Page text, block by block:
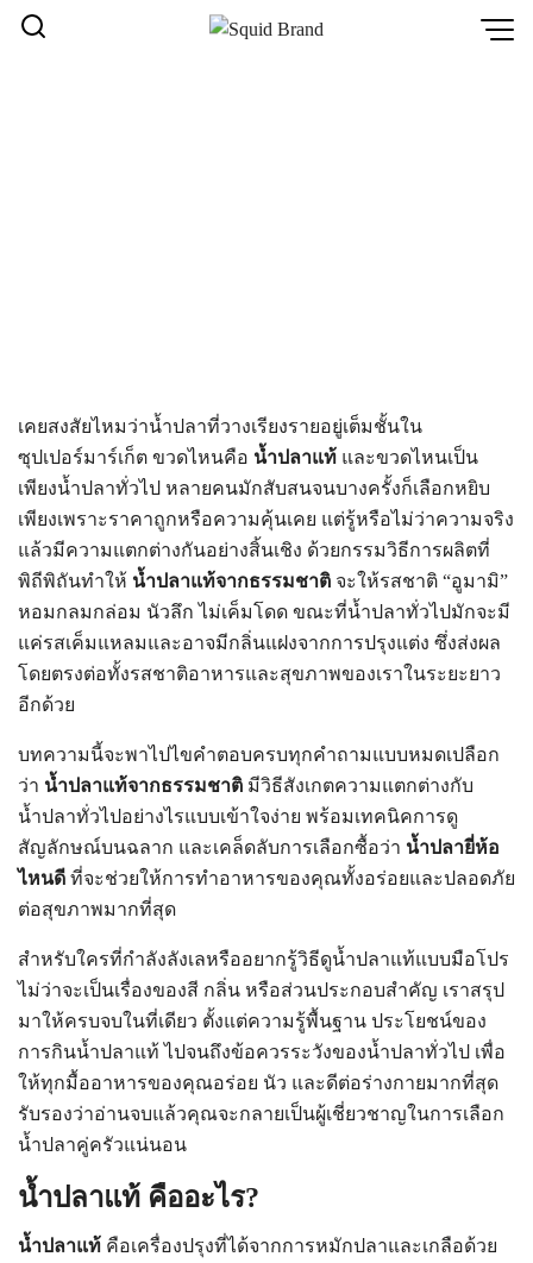
Skip
เคยสงสัยไหมว่าน้ำปลาที่วางเรียงรายอยู่เต็มชั้นใน
ซุปเปอร์มาร์เก็ต ขวดไหนคือ น้ำปลาแท้ และขวดไหนเป็น
เพียงน้ำปลาทั่วไป หลายคนมักสับสนจนบางครั้งก็เลือกหยิบ
เพียงเพราะราคาถูกหรือความคุ้นเคย แต่รู้หรือไม่ว่าความจริง
แล้วมีความแตกต่างกันอย่างสิ้นเชิง ด้วยกรรมวิธีการผลิตที่
พิถีพิถันทำให้ น้ำปลาแท้จากธรรมชาติ จะให้รสชาติ “อูมามิ”
หอมกลมกล่อม นัวลึก ไม่เค็มโดด ขณะที่น้ำปลาทั่วไปมักจะมี
แค่รสเค็มแหลมและอาจมีกลิ่นแฝงจากการปรุงแต่ง ซึ่งส่งผล
โดยตรงต่อทั้งรสชาติอาหารและสุขภาพของเราในระยะยาว
อีกด้วย
บทความนี้จะพาไปไขคำตอบครบทุกคำถามแบบหมดเปลือก
ว่า น้ำปลาแท้จากธรรมชาติ มีวิธีสังเกตความแตกต่างกับ
น้ำปลาทั่วไปอย่างไรแบบเข้าใจง่าย พร้อมเทคนิคการดู
สัญลักษณ์บนฉลาก และเคล็ดลับการเลือกซื้อว่า น้ำปลายี่ห้อ
ไหนดี ที่จะช่วยให้การทำอาหารของคุณทั้งอร่อยและปลอดภัย
ต่อสุขภาพมากที่สุด
สำหรับใครที่กำลังลังเลหรืออยากรู้วิธีดูน้ำปลาแท้แบบมือโปร
ไม่ว่าจะเป็นเรื่องของสี กลิ่น หรือส่วนประกอบสำคัญ เราสรุป
มาให้ครบจบในที่เดียว ตั้งแต่ความรู้พื้นฐาน ประโยชน์ของ
การกินน้ำปลาแท้ ไปจนถึงข้อควรระวังของน้ำปลาทั่วไป เพื่อ
ให้ทุกมื้ออาหารของคุณอร่อย นัว และดีต่อร่างกายมากที่สุด
รับรองว่าอ่านจบแล้วคุณจะกลายเป็นผู้เชี่ยวชาญในการเลือก
น้ำปลาคู่ครัวแน่นอน
น้ำปลาแท้ คืออะไร?
น้ำปลาแท้ คือเครื่องปรุงที่ได้จากการหมักปลาและเกลือด้วย